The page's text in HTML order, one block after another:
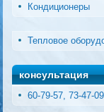
Кондиционеры
Тепловое
консультация
60-79-57, 73-47-